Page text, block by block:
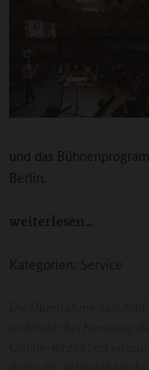
und das
Berlin.
weiterlesen
Kategorien: Service